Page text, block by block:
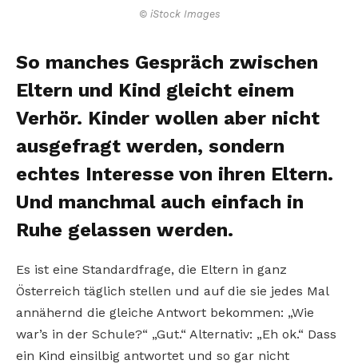
© iStock Images
So manches Gespräch zwischen
Eltern und Kind gleicht einem
Verhör. Kinder wollen aber nicht
ausgefragt werden, sondern
echtes Interesse von ihren Eltern.
Und manchmal auch einfach in
Ruhe gelassen werden.
Es ist eine Standardfrage, die Eltern in ganz
Österreich täglich stellen und auf die sie jedes Mal
annähernd die gleiche Antwort bekommen: „Wie
war’s in der Schule?“ „Gut.“ Alternativ: „Eh ok.“ Dass
ein Kind einsilbig antwortet und so gar nicht